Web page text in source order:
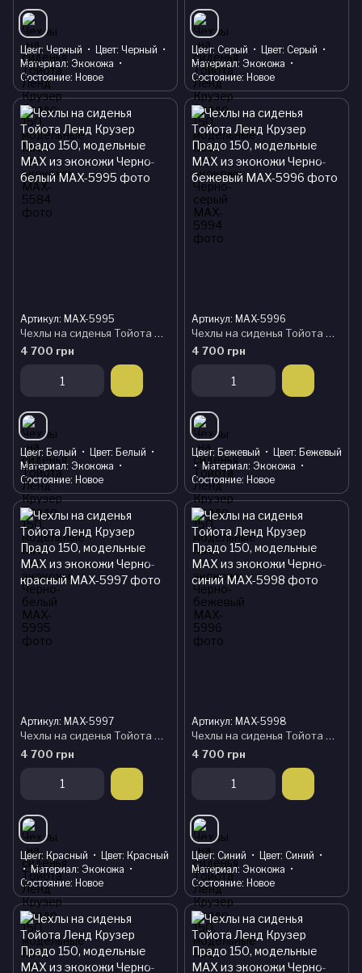
Цвет Черный Цвет Черный
Материал Экокожа
Состояние Новое
Цвет Серый Цвет Серый
Материал Экокожа
Состояние Новое
Артикул: MAX-5995
Чехлы на сиденья Тойота Ленд Крузер Прадо 150, модельные MAX из экокожи Черно-белый
4 700 грн
Цвет Белый Цвет Белый
Материал Экокожа
Состояние Новое
Артикул: MAX-5996
Чехлы на сиденья Тойота Ленд Крузер Прадо 150, модельные MAX из экокожи Черно-бежевый
4 700 грн
Цвет Бежевый Цвет Бежевый
Материал Экокожа
Состояние Новое
Артикул: MAX-5997
Чехлы на сиденья Тойота Ленд Крузер Прадо 150, модельные MAX из экокожи Черно-красный
4 700 грн
Цвет Красный Цвет Красный
Материал Экокожа
Состояние Новое
Артикул: MAX-5998
Чехлы на сиденья Тойота Ленд Крузер Прадо 150, модельные MAX из экокожи Черно-синий
4 700 грн
Цвет Синий Цвет Синий
Материал Экокожа
Состояние Новое